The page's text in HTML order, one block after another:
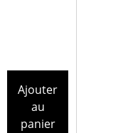
Ajouter
au
panier